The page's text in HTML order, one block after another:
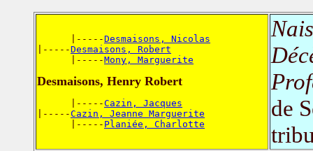
      |-----
Desmaisons, Nicolas
|-----Desmaisons, Robert
      |-----
Mony, Marguerite
Desmaisons, Henry Robert
      |-----
Cazin, Jacques
|-----Cazin, Jeanne Marguerite
      |-----
Planiée, Charlotte
de